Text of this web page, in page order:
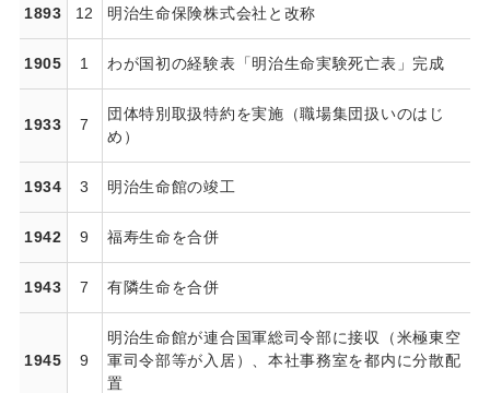
1893 12 明治生命保険株式会社と改称
1905 1 わが国初の経験表「明治生命実験死亡表」完成
1933 7
団体特別取扱特約を実施（職場集団扱いのはじ
め）
1934 3 明治生命館の竣工
1942 9 福寿生命を合併
1943 7 有隣生命を合併
1945 9
明治生命館が連合国軍総司令部に接収（米極東空
軍司令部等が入居）、本社事務室を都内に分散配
置